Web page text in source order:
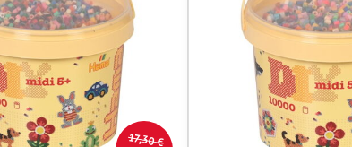
17,30 €